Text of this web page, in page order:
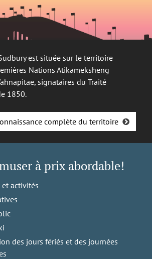
est située sur le territoire
Nations Atikameksheng
signataires du Traité
1850.
complète du territoire
à prix abordable!
et activités
des jours fériés et des journées